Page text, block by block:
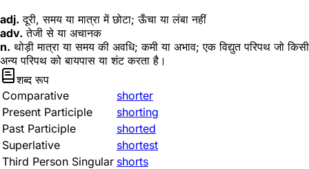
adj. दूरी, समय या मात्रा में छोटा; ऊँचा या लंबा नहीं
adv. तेजी से या अचानक
n. थोड़ी मात्रा या समय की अवधि; कमी या अभाव; एक विद्युत परिपथ जो किसी
अन्य परिपथ को बायपास या शंट करता है।
शब्द रूप
Comparative
shorter
Present Participle
shorting
Past Participle
shorted
Superlative
shortest
Third Person Singular shorts